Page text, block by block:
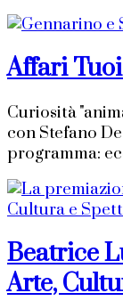
Affari
Curiosità
con Stefano
programma:
Beatrice
Arte,